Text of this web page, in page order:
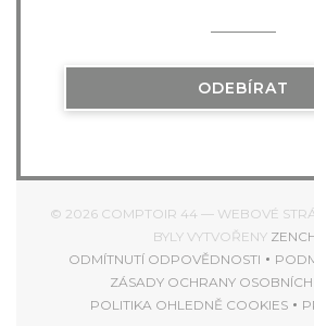
ODEBÍRAT
© 2026 COMPTOIR 44 — WEBOVÉ
BYLY VYTVOŘENY
ODMÍTNUTÍ ODPOVĚDNOSTI
((OTEVŘE SE V
ZÁSADY OCHRANY
((OTEVŘE
POLITIKA OHLEDNĚ COOKIES
((OTEVŘE SE V